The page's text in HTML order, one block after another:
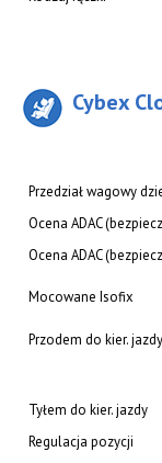
Cybex
Przedział wagowy
Ocena ADAC
Ocena ADAC
Mocowane Isofix
Przodem do kier. jazdy
Tyłem do kier. jazdy
Regulacja pozycji